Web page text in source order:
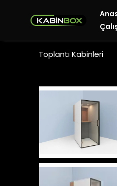
Toplantı Kabinleri